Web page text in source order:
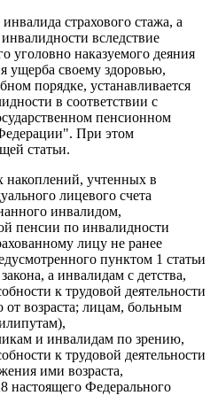
страхового стажа, а
вследствие
наказуемого деяния
ущерба своему здоровью,
порядке, устанавливается
в соответствии с
пенсионном
При этом
статьи.
учтенных в
лицевого счета
инвалидом,
пенсии по инвалидности
лицу не ранее
пунктом 1 статьи
а инвалидам с детства,
к трудовой деятельности
возраста; лицам, больным
и инвалидам по зрению,
к трудовой деятельности
ими возраста,
настоящего Федерального